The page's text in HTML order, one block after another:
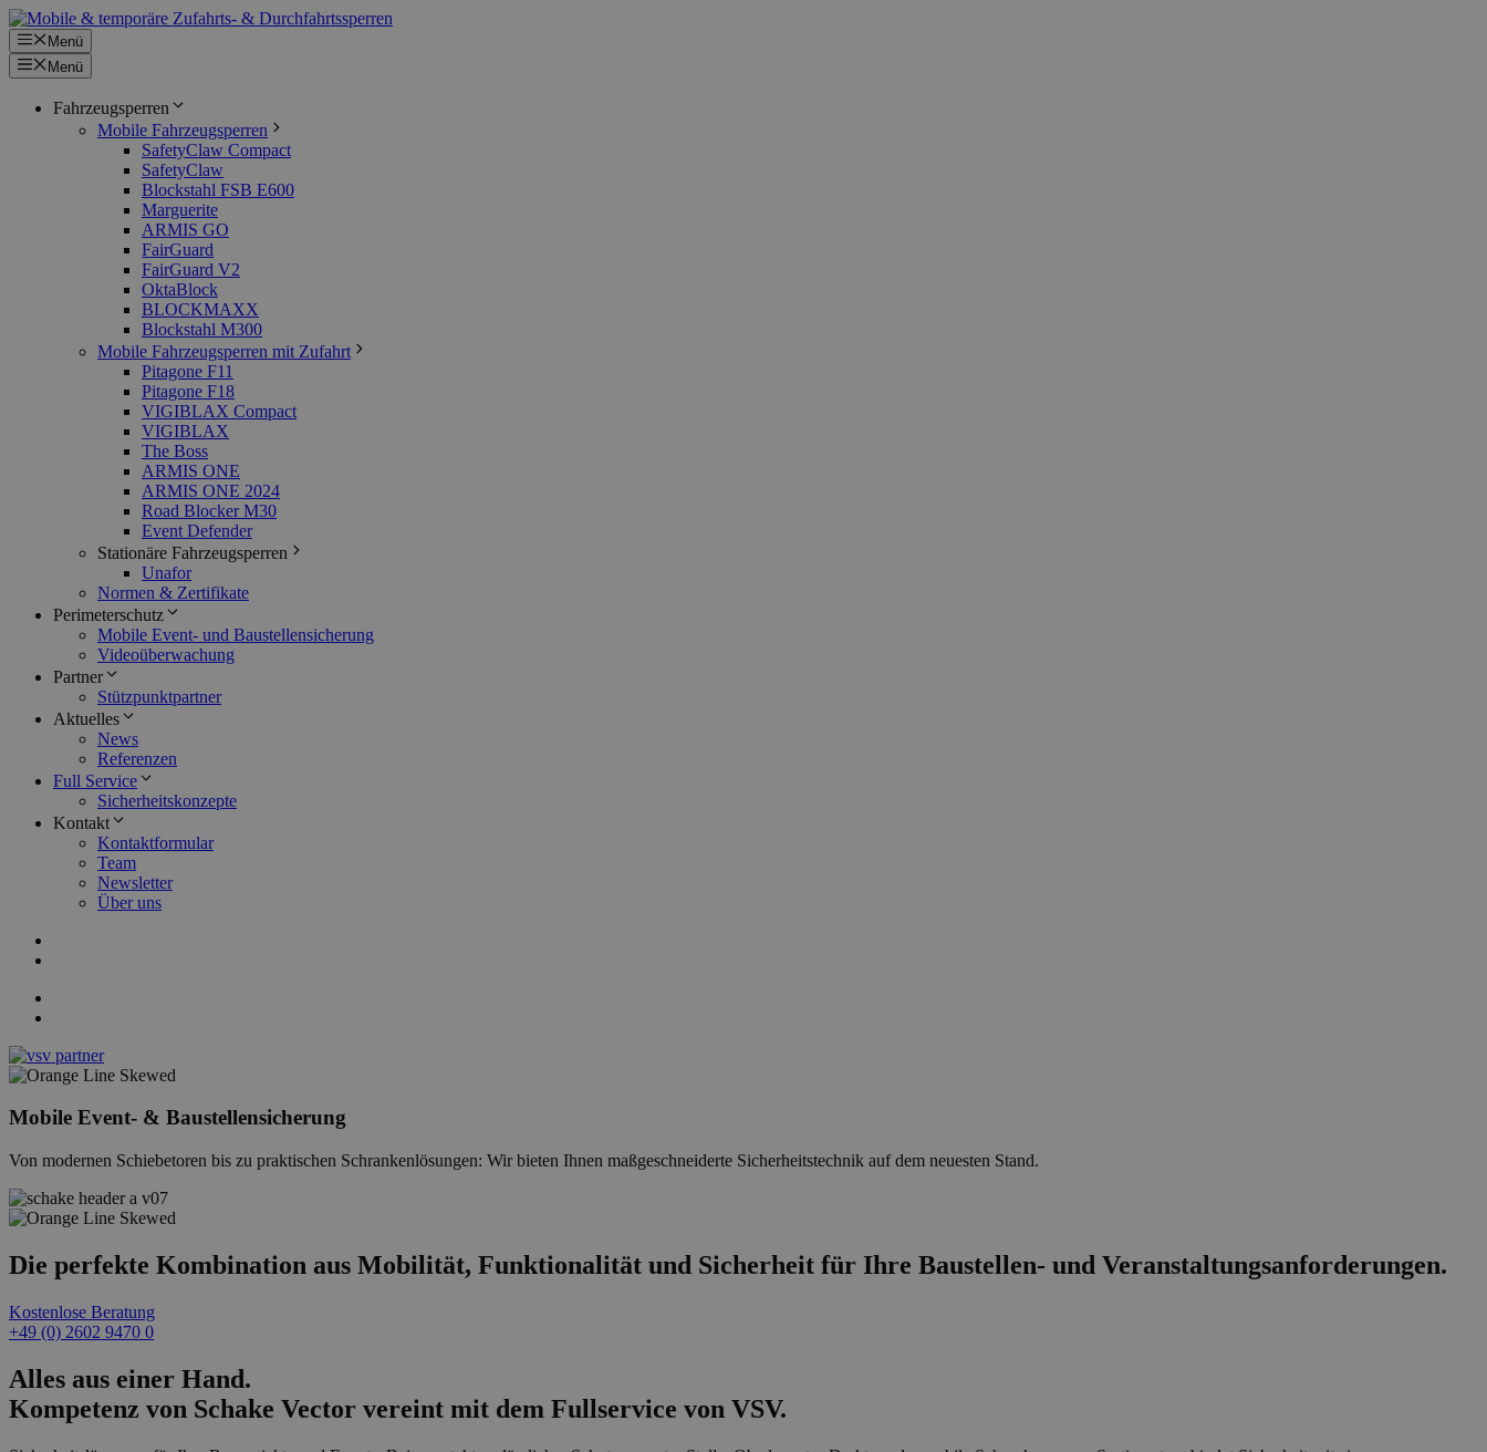
Zum
Inhalt
springen
Menü
Menü
Fahrzeugsperren
Mobile Fahrzeugsperren
SafetyClaw Compact
SafetyClaw
Blockstahl FSB E600
Marguerite
ARMIS GO
FairGuard
FairGuard V2
OktaBlock
BLOCKMAXX
Blockstahl M300
Mobile Fahrzeugsperren mit Zufahrt
Pitagone F11
Pitagone F18
VIGIBLAX Compact
VIGIBLAX
The Boss
ARMIS ONE
ARMIS ONE 2024
Road Blocker M30
Event Defender
Stationäre Fahrzeugsperren
Unafor
Normen & Zertifikate
Perimeterschutz
Mobile Event- und Baustellensicherung
Videoüberwachung
Partner
Stützpunktpartner
Aktuelles
News
Referenzen
Full Service
Sicherheitskonzepte
Kontakt
Kontaktformular
Team
Newsletter
Über uns
Mobile Event- & Baustellensicherung
Von modernen Schiebetoren bis zu praktischen Schrankenlösungen: Wir bieten Ihnen maßgeschneiderte Sicherheitstechnik auf dem neuesten Stand.
Die perfekte Kombination aus Mobilität, Funktionalität und Sicherheit für Ihre Baustellen- und Veranstaltungsanforderungen.
Kostenlose Beratung
+49 (0) 2602 9470 0
Alles aus einer Hand.
Kompetenz von Schake Vector vereint mit dem Fullservice von VSV.